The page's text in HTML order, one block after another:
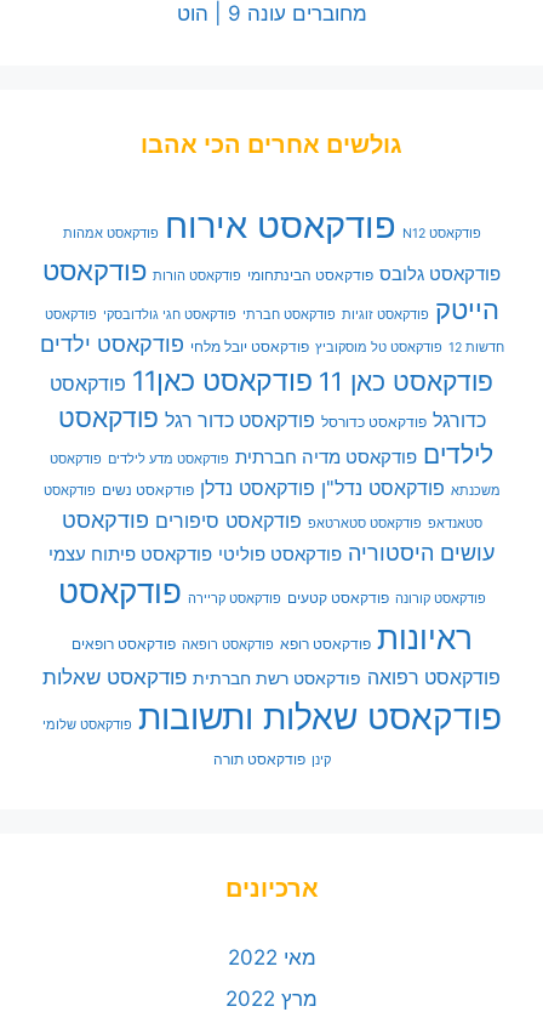
מחוברים עונה 9 | הוט
גולשים אחרים הכי אהבו
פודקאסט N12 פודקאסט אירוח פודקאסט אמהות
פודקאסט גלובס פודקאסט הבינתחומי פודקאסט הורות פודקאסט
הייטק פודקאסט זוגיות פודקאסט חברתי פודקאסט חגי גולדובסקי פודקאסט
חדשות 12 פודקאסט טל מוסקוביץ פודקאסט יובל מלחי פודקאסט ילדים
פודקאסט כאן 11 פודקאסט כאן11
פודקאסט
כדורגל פודקאסט כדורסל פודקאסט כדור רגל פודקאסט
לילדים פודקאסט מדיה חברתית פודקאסט מדע לילדים פודקאסט
משכנתא פודקאסט נדל"ן פודקאסט נדלן פודקאסט נשים פודקאסט
סטאנדאפ פודקאסט סטארטאפ פודקאסט סיפורים פודקאסט
עושים היסטוריה פודקאסט פוליטי פודקאסט פיתוח עצמי
פודקאסט קורונה פודקאסט קטעים פודקאסט קריירה פודקאסט
ראיונות פודקאסט רופא פודקאסט רופאה פודקאסט רופאים
פודקאסט רפואה פודקאסט רשת חברתית פודקאסט שאלות
פודקאסט שאלות ותשובות פודקאסט שלומי
קינן פודקאסט תורה
ארכיונים
מאי 2022
מרץ 2022